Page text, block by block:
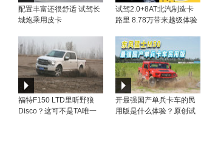
配置丰富还很舒适 试驾长
城炮乘用皮卡
试驾2.0+8AT北汽制造卡
路里 8.78万带来越级体验
福特F150 LTD里听野狼
Disco？这可不是TA唯一
播
开最强国产单兵卡车的民
用版是什么体验？原创试